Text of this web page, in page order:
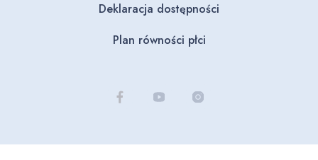
Deklaracja dostępności
Plan równości płci